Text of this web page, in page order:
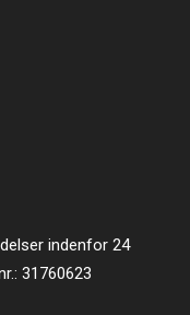
indenfor 24
31760623